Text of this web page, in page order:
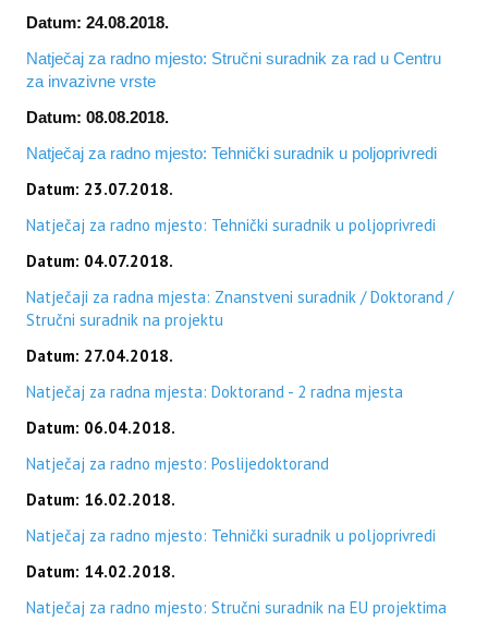
Datum: 24.08.2018.
Natječaj za radno mjesto: Stručni suradnik za rad u Centru
za invazivne vrste
Datum: 08.08.2018.
Natječaj za radno mjesto: Tehnički suradnik u poljoprivredi
Datum: 23.07.2018.
Natječaj za radno mjesto: Tehnički suradnik u poljoprivredi
Datum: 04.07.2018.
Natječaji za radna mjesta: Znanstveni suradnik / Doktorand /
Stručni suradnik na projektu
Datum: 27.04.2018.
Natječaj za radna mjesta: Doktorand - 2 radna mjesta
Datum: 06.04.2018.
Natječaj za radno mjesto: Poslijedoktorand
Datum: 16.02.2018.
Natječaj za radno mjesto: Tehnički suradnik u poljoprivredi
Datum: 14.02.2018.
Natječaj za radno mjesto: Stručni suradnik na EU projektima